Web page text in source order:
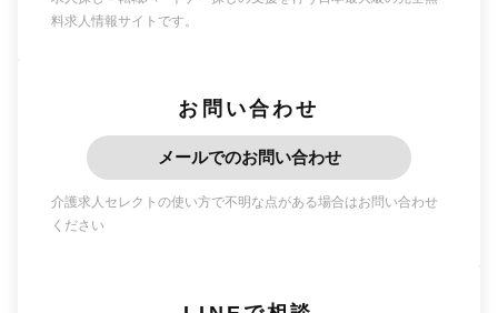
料求人情報サイトです。
お問い合わせ
メールでのお問い合わせ
介護求人セレクトの使い方で不明な点がある場合はお問い合わせ
ください